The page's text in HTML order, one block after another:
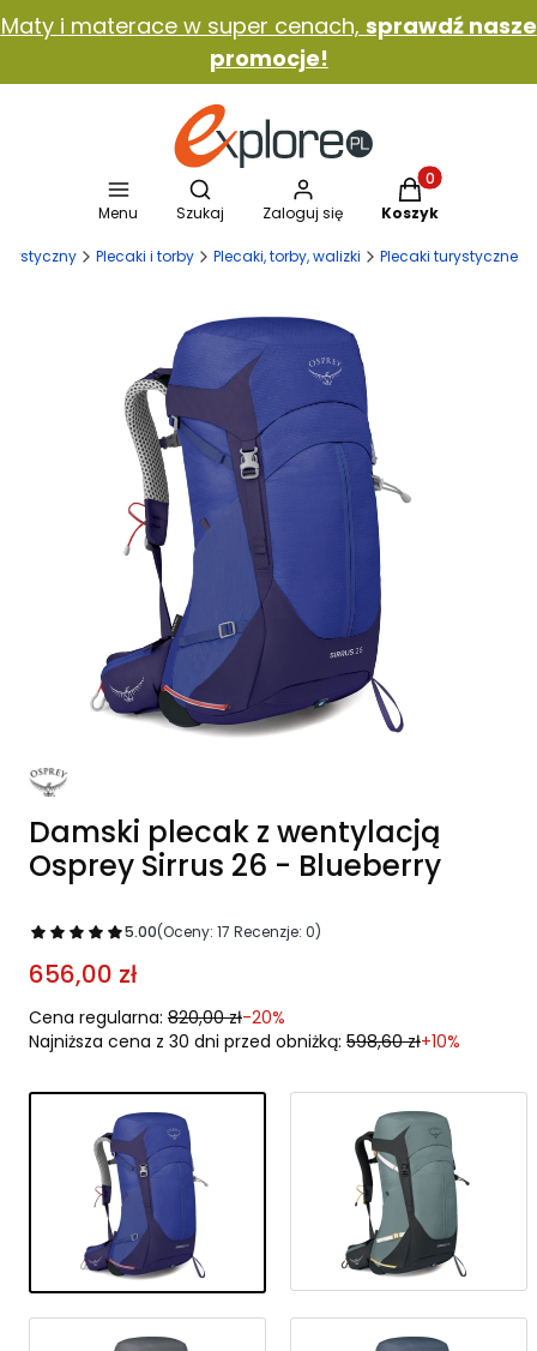
Maty i materace w super cenach, sprawdź nasze
promocje!
Menu
Otwórz wyszukiwarkę
Szukaj Zaloguj się
Produkty w
Koszyk
Plecaki i torby Plecaki, torby, walizki Plecaki turystyczne
Damski plecak z wentylacją
Osprey Sirrus 26 - Blueberry
5.00(Oceny: 17 Recenzje: 0)
656,00 zł
Cena regularna: 820,00 zł-20%
Najniższa cena z 30 dni przed obniżką: 598,60 zł+10%